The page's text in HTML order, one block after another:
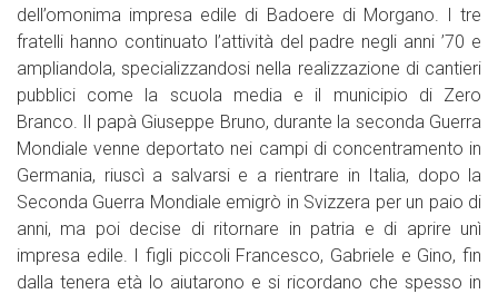
dell’omonima impresa edile di Badoere di Morgano. I tre
fratelli hanno continuato l’attività del padre negli anni ’70 e
ampliandola, specializzandosi nella realizzazione di cantieri
pubblici come la scuola media e il municipio di Zero
Branco. Il papà Giuseppe Bruno, durante la seconda Guerra
Mondiale venne deportato nei campi di concentramento in
Germania, riuscì a salvarsi e a rientrare in Italia, dopo la
Seconda Guerra Mondiale emigrò in Svizzera per un paio di
anni, ma poi decise di ritornare in patria e di aprire unì
impresa edile. I figli piccoli Francesco, Gabriele e Gino, fin
dalla tenera età lo aiutarono e si ricordano che spesso in